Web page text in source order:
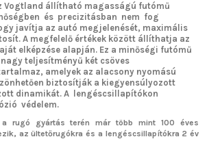
Vogtland állítható magasságú futómű
és precizitásban nem fog
javítja az autó megjelenését, maximális
A megfelelő értékek között állíthatja az
elképzése alapján. Ez a minőségi futómű
teljesítményű két csöves
amelyek az alacsony nyomású
biztosítják a kiegyensúlyozott
dinamikát. A lengéscsillapítókon
védelem.
rugó gyártás terén már több mint 100 éves
az ültetőrugókra és a lengéscsillapítókra 2 év